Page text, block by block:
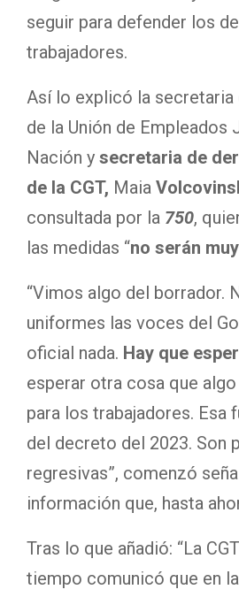
seguir para defender los
trabajadores.
Así lo explicó la secretaria
de la Unión de Empleados
Nación y secretaria de
de la CGT, Maia
consultada por la 750,
las medidas “no serán
“Vimos algo del borrador.
uniformes las voces del
oficial nada. Hay que
esperar otra cosa que
para los trabajadores. Esa
del decreto del 2023. Son
regresivas”, comenzó
información que, hasta
Tras lo que añadió: “La
tiempo comunicó que en